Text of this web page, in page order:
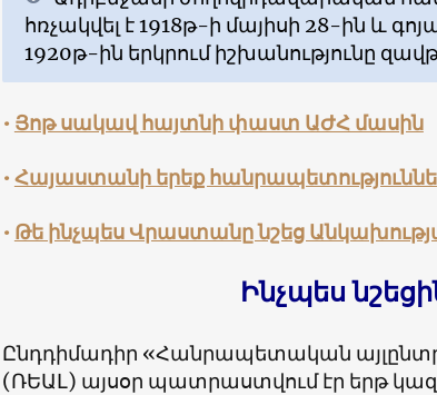
հռչակվել է 1918թ-ի մայիսի 28-ին և
1920թ-ին երկրում իշխանությունը
• Յոթ սակավ հայտնի փաստ ԱԺՀ մասին
• Հայաստանի երեք
• Թե ինչպես Վրաստանը նշեց
Ինչպես
Ընդդիմադիր «Հանրապետական
(ՌԵԱԼ) այսօր պատրաստվում էր երթ